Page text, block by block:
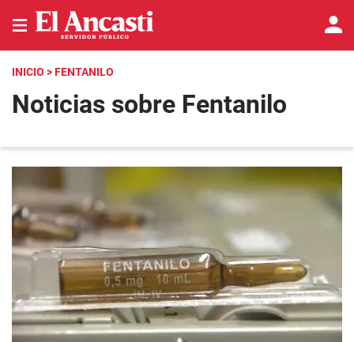
INICIO > FENTANILO
Noticias sobre Fentanilo